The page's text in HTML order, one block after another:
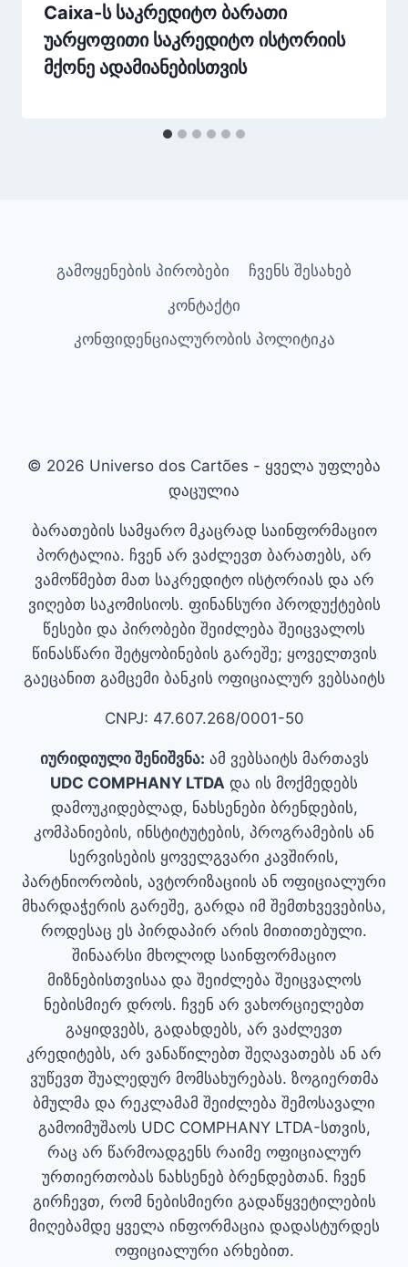
Caixa-ს საკრედიტო ბარათი
უარყოფითი საკრედიტო ისტორიის
მქონე ადამიანებისთვის
გამოყენების პირობები
ჩვენს შესახებ
კონტაქტი
კონფიდენციალურობის პოლიტიკა
© 2026 Universo dos Cartões - ყველა უფლება
დაცულია
ბარათების სამყარო მკაცრად საინფორმაციო
პორტალია. ჩვენ არ ვაძლევთ ბარათებს, არ
ვამოწმებთ მათ საკრედიტო ისტორიას და არ
ვიღებთ საკომისიოს. ფინანსური პროდუქტების
წესები და პირობები შეიძლება შეიცვალოს
წინასწარი შეტყობინების გარეშე; ყოველთვის
გაეცანით გამცემი ბანკის ოფიციალურ ვებსაიტს
CNPJ: 47.607.268/0001-50
იურიდიული შენიშვნა: ამ ვებსაიტს მართავს
UDC COMPHANY LTDA და ის მოქმედებს
დამოუკიდებლად, ნახსენები ბრენდების,
კომპანიების, ინსტიტუტების, პროგრამების ან
სერვისების ყოველგვარი კავშირის,
პარტნიორობის, ავტორიზაციის ან ოფიციალური
მხარდაჭერის გარეშე, გარდა იმ შემთხვევებისა,
როდესაც ეს პირდაპირ არის მითითებული.
შინაარსი მხოლოდ საინფორმაციო
მიზნებისთვისაა და შეიძლება შეიცვალოს
ნებისმიერ დროს. ჩვენ არ ვახორციელებთ
გაყიდვებს, გადახდებს, არ ვაძლევთ
კრედიტებს, არ ვანაწილებთ შეღავათებს ან არ
ვუწევთ შუალედურ მომსახურებას. ზოგიერთმა
ბმულმა და რეკლამამ შეიძლება შემოსავალი
გამოიმუშაოს UDC COMPHANY LTDA-სთვის,
რაც არ წარმოადგენს რაიმე ოფიციალურ
ურთიერთობას ნახსენებ ბრენდებთან. ჩვენ
გირჩევთ, რომ ნებისმიერი გადაწყვეტილების
მიღებამდე ყველა ინფორმაცია დადასტურდეს
ოფიციალური არხებით.